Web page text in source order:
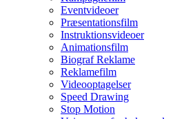
Eventvideoer
Præsentationsfilm
Instruktionsvideoer
Animationsfilm
Biograf Reklame
Reklamefilm
Videooptagelser
Speed Drawing
Stop Motion